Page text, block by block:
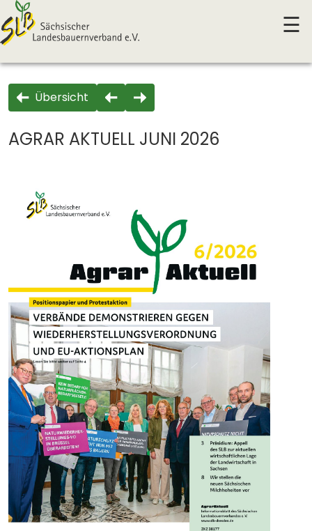
☰
Übersicht
AGRAR AKTUELL JUNI 2026